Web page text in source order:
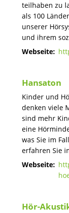
teilhaben zu
als 100
unserer
und ihrem
Webseite:
Hansaton
Kinder und
denken viele
sind mehr
eine
was Sie im
erfahren Sie
Webseite:
Hör-